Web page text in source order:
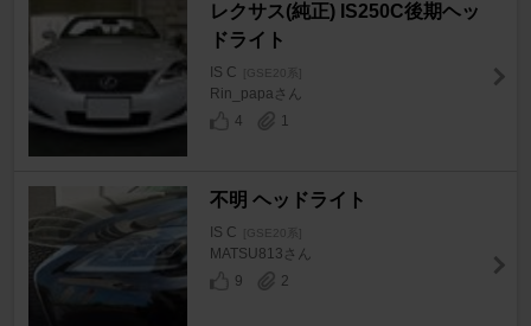
レクサス(純正) IS250C後期ヘッ
ドライト
IS C [GSE20系]
Rin_papaさん
4
1
不明 ヘッドライト
IS C [GSE20系]
MATSU813さん
9
2